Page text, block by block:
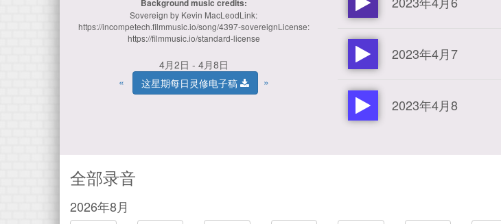
Background music credits:
Sovereign by Kevin MacLeodLink:
https://incompetech.filmmusic.io/song/4397-sovereignLicense:
https://filmmusic.io/standard-license
4月2日 - 4月8日
«
这星期每日灵修电子稿 »
2023年4月7
2023年4月8
全部录音
2026年8月